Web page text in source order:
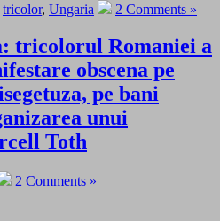
tricolor, Ungaria 2 Comments »
tricolorul Romaniei a
obscena pe
pe bani
unui
Toth
2 Comments »